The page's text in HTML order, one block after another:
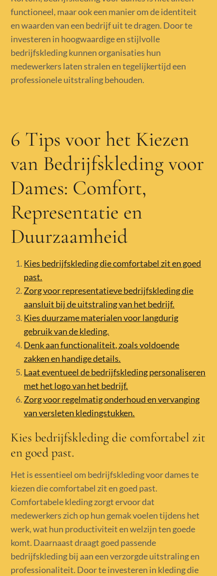
functioneel, maar ook een manier om de identiteit
en waarden van een bedrijf uit te dragen. Door te
investeren in hoogwaardige en stijlvolle
bedrijfskleding kunnen organisaties hun
medewerkers laten stralen en tegelijkertijd een
professionele uitstraling behouden.
6 Tips voor het Kiezen
van Bedrijfskleding voor
Dames: Comfort,
Representatie en
Duurzaamheid
Kies bedrijfskleding die comfortabel zit en goed
past.
Zorg voor representatieve bedrijfskleding die
aansluit bij de uitstraling van het bedrijf.
Kies duurzame materialen voor langdurig
gebruik van de kleding.
Denk aan functionaliteit, zoals voldoende
zakken en handige details.
Laat eventueel de bedrijfskleding personaliseren
met het logo van het bedrijf.
Zorg voor regelmatig onderhoud en vervanging
van versleten kledingstukken.
Kies bedrijfskleding die comfortabel zit
en goed past.
Het is essentieel om bedrijfskleding voor dames te
kiezen die comfortabel zit en goed past.
Comfortabele kleding zorgt ervoor dat
medewerkers zich op hun gemak voelen tijdens het
werk, wat hun productiviteit en welzijn ten goede
komt. Daarnaast draagt goed passende
bedrijfskleding bij aan een verzorgde uitstraling en
professionaliteit. Door te investeren in kleding die